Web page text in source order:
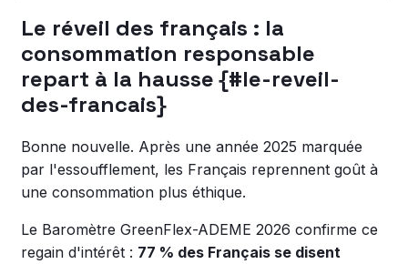
Le réveil des français : la
consommation responsable
repart à la hausse {#le-reveil-
des-francais}
Bonne nouvelle. Après une année 2025 marquée
par l'essoufflement, les Français reprennent goût à
une consommation plus éthique.
Le Baromètre GreenFlex-ADEME 2026 confirme ce
regain d'intérêt : 77 % des Français se disent